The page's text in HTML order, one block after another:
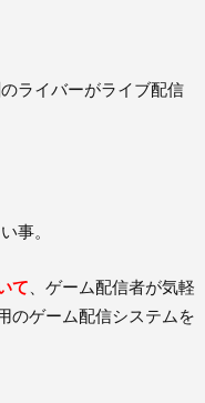
のライバーがライブ配信
事。
て 、ゲーム配信者が気軽
のゲーム配信システムを